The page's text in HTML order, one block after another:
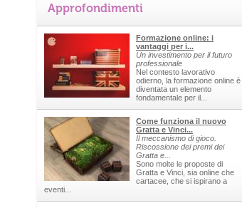
Approfondimenti
Formazione online: i
vantaggi per i...
Un investimento per il futuro
professionale
Nel contesto lavorativo
odierno, la formazione online è
diventata un elemento
fondamentale per il...
Come funziona il nuovo
Gratta e Vinci...
Il meccanismo di gioco.
Riscossione dei premi dei
Gratta e...
Sono molte le proposte di
Gratta e Vinci, sia online che
cartacee, che si ispirano a
eventi...